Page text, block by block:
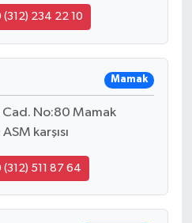
(312) 234 22 10
Mamak
No:80 Mamak
karşısı
(312) 511 87 64